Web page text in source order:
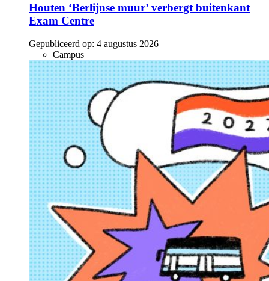
Houten ‘Berlijnse muur’ verbergt buitenkant
Exam Centre
Gepubliceerd op: 4 augustus 2026
Campus